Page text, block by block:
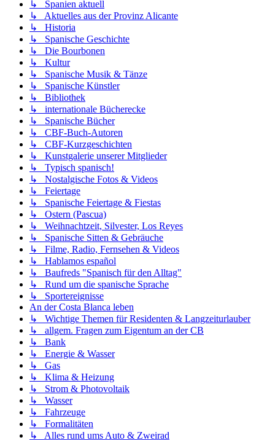
↳ Spanien aktuell
↳ Aktuelles aus der Provinz Alicante
↳ Historia
↳ Spanische Geschichte
↳ Die Bourbonen
↳ Kultur
↳ Spanische Musik & Tänze
↳ Spanische Künstler
↳ Bibliothek
↳ internationale Bücherecke
↳ Spanische Bücher
↳ CBF-Buch-Autoren
↳ CBF-Kurzgeschichten
↳ Kunstgalerie unserer Mitglieder
↳ Typisch spanisch!
↳ Nostalgische Fotos & Videos
↳ Feiertage
↳ Spanische Feiertage & Fiestas
↳ Ostern (Pascua)
↳ Weihnachtzeit, Silvester, Los Reyes
↳ Spanische Sitten & Gebräuche
↳ Filme, Radio, Fernsehen & Videos
↳ Hablamos español
↳ Baufreds "Spanisch für den Alltag"
↳ Rund um die spanische Sprache
↳ Sportereignisse
An der Costa Blanca leben
↳ Wichtige Themen für Residenten & Langzeiturlauber
↳ allgem. Fragen zum Eigentum an der CB
↳ Bank
↳ Energie & Wasser
↳ Gas
↳ Klima & Heizung
↳ Strom & Photovoltaik
↳ Wasser
↳ Fahrzeuge
↳ Formalitäten
↳ Alles rund ums Auto & Zweirad